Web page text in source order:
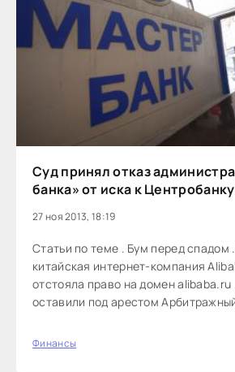
Суд принял отказ
банка» от иска к
27 ноя 2013, 18:19
Статьи по теме . Бум перед спадом
китайская интернет-компания
отстояла право на домен alibaba.ru
оставили под арестом
банка» от иска об отмене
Финансы